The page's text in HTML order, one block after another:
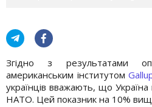
Згідно з результатами
американським інститутом
українців вважають, що
НАТО. Цей показник на 10%